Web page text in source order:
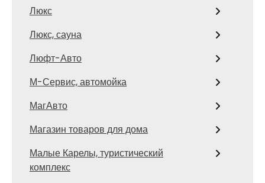
Люкс
Люкс, сауна
Люфт-Авто
М-Сервис, автомойка
МагАвто
Магазин товаров для дома
Малые Карелы, туристический
комплекс